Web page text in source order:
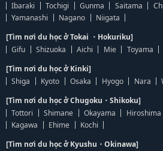
Ibaraki
Tochigi Gunma Saitama
Yamanashi
Nagano
Niigata
[Tìm nơi du học ở Tokai ・Hokuriku]
Gifu
Shizuoka Aichi Mie Toyama
[Tìm nơi du học ở Kinki]
Shiga
Kyoto Osaka Hyogo Nara
[Tìm nơi du học ở Chugoku・Shikoku]
Tottori
Shimane Okayama Hiroshima
Kagawa
Ehime
Kochi
[Tìm nơi du học ở Kyushu・Okinawa]